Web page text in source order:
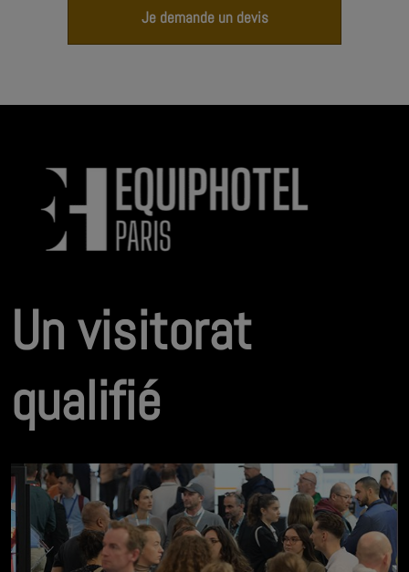
Je demande un devis
Un visitorat
qualifié